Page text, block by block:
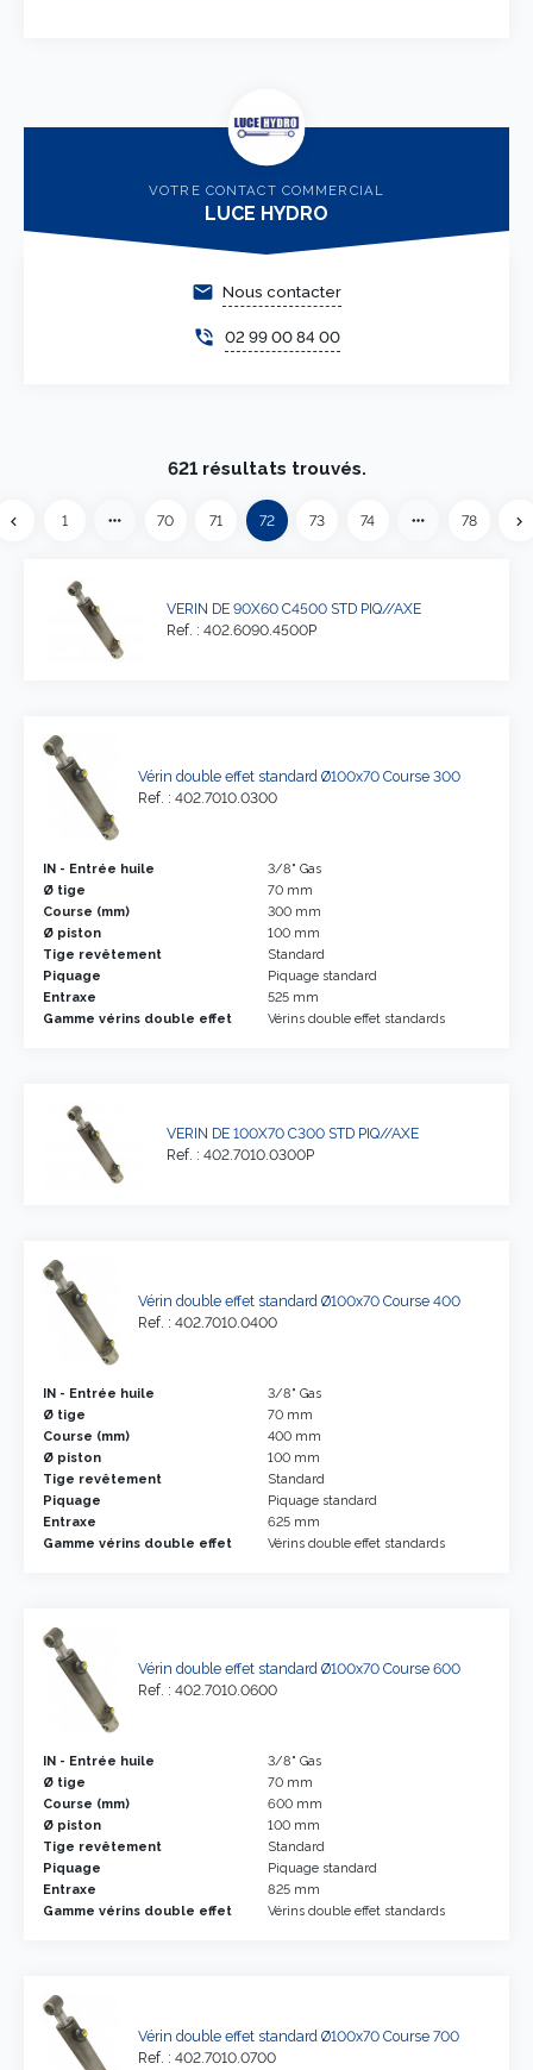
VOTRE CONTACT COMMERCIAL
LUCE HYDRO
email Nous contacter
phone_in_talk 02 99 00 84 00
621 résultats trouvés.
chevron_leftPrécédent
1 more_horiz 70 71 72 73 74 more_horiz 78 chevron_right
VERIN DE 90X60 C4500 STD PIQ//AXE
Ref. : 402.6090.4500P
Vérin double effet standard Ø100x70 Course 300
Ref. : 402.7010.0300
IN - Entrée huile
3/8" Gas
Ø tige
70 mm
Course (mm)
300 mm
Ø piston
100 mm
Tige revêtement
Standard
Piquage
Piquage standard
Entraxe
525 mm
Gamme vérins double effet
Vérins double effet standards
VERIN DE 100X70 C300 STD PIQ//AXE
Ref. : 402.7010.0300P
Vérin double effet standard Ø100x70 Course 400
Ref. : 402.7010.0400
IN - Entrée huile
3/8" Gas
Ø tige
70 mm
Course (mm)
400 mm
Ø piston
100 mm
Tige revêtement
Standard
Piquage
Piquage standard
Entraxe
625 mm
Gamme vérins double effet
Vérins double effet standards
Vérin double effet standard Ø100x70 Course 600
Ref. : 402.7010.0600
IN - Entrée huile
3/8" Gas
Ø tige
70 mm
Course (mm)
600 mm
Ø piston
100 mm
Tige revêtement
Standard
Piquage
Piquage standard
Entraxe
825 mm
Gamme vérins double effet
Vérins double effet standards
Vérin double effet standard Ø100x70 Course 700
Ref. : 402.7010.0700